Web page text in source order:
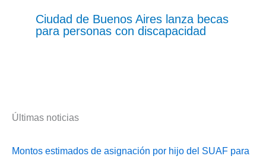
Ciudad de Buenos Aires lanza becas
para personas con discapacidad
Últimas noticias
Montos estimados de asignación por hijo del SUAF para